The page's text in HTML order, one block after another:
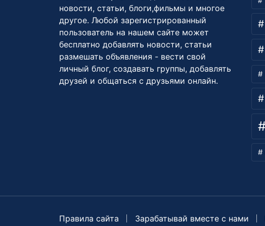
новости, статьи, блоги,фильмы и многое
другое. Любой зарегистрированный
пользователь на нашем сайте может
бесплатно добавлять новости, статьи
размешать объявления - вести свой
личный блог, создавать группы, добавлять
друзей и общаться с друзьями онлайн.
Правила сайта Зарабатывай вместе с нами